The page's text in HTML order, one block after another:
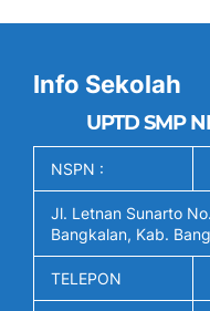
Info Sekolah
UPTD SMP
NSPN :
Jl. Letnan Sunarto
Bangkalan, Kab.
TELEPON